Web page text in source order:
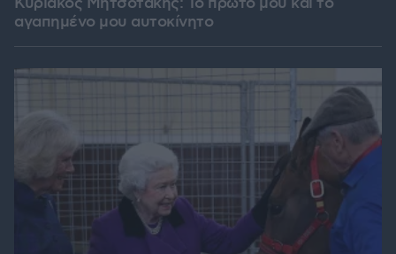
αγαπημένο μου αυτοκίνητο